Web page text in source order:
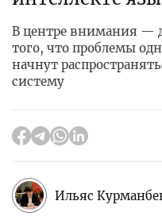
В центре внимания —
того, что проблемы
начнут
систему
Ильяс